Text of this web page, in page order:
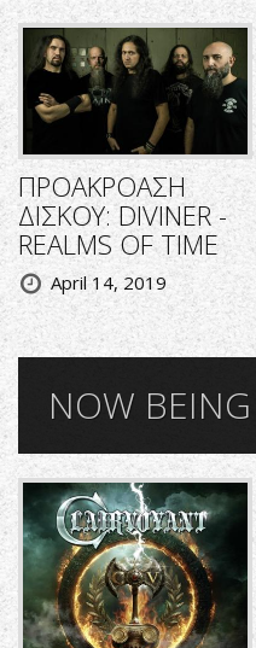
ΠΡΟΑΚΡΟΑΣΗ
ΔΙΣΚΟΥ: DIVINER -
REALMS OF TIME
April 14, 2019
NOW